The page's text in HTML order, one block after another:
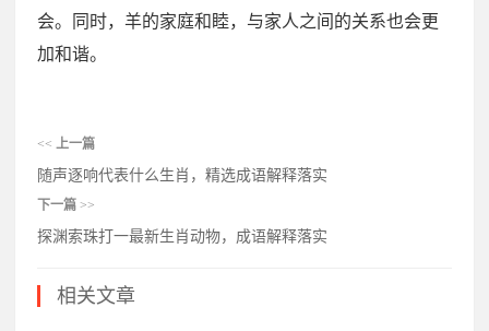
会。同时，羊的家庭和睦，与家人之间的关系也会更
加和谐。
<< 上一篇
随声逐响代表什么生肖，精选成语解释落实
下一篇 >>
探渊索珠打一最新生肖动物，成语解释落实
相关文章